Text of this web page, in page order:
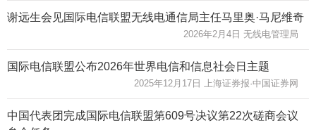
谢远生会见国际电信联盟无线电通信局主任马里奥·马尼维奇
2026年2月4日 无线电管理局
国际电信联盟公布2026年世界电信和信息社会日主题
2025年12月17日 上海证券报·中国证券网
中国代表团完成国际电信联盟第609号决议第22次磋商会议